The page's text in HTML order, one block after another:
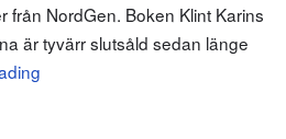
från NordGen. Boken Klint Karins
är tyvärr slutsåld sedan länge